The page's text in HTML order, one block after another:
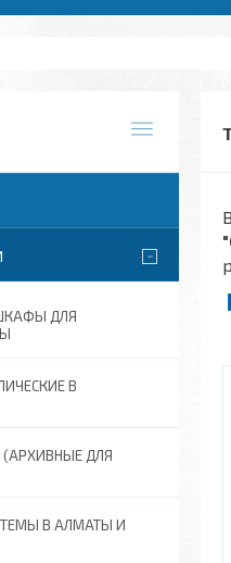
ДЛЯ
В
ДЛЯ
В АЛМАТЫ И